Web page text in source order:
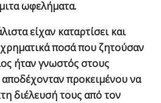
ωφελήματα.
είχαν καταρτίσει και
ποσά που ζητούσαν
ήταν γνωστός στους
προκειμένου να
διέλευσή τους από τον